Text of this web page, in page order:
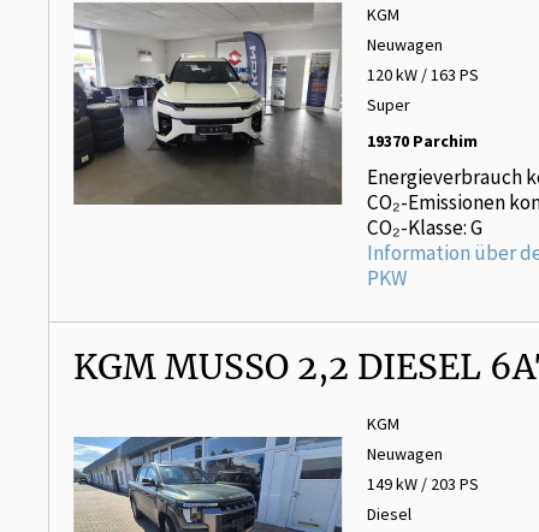
KGM
Neuwagen
120 kW / 163 PS
Super
19370 Parchim
Energieverbrauch
CO₂-Emissionen
CO₂-Klasse: G
Information über
PKW
KGM MUSSO 2,2 DIESEL
KGM
Neuwagen
149 kW / 203 PS
Diesel